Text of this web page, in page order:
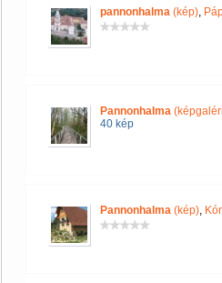
pannonhalma (kép),
Pannonhalma
40 kép
Pannonhalma (kép),